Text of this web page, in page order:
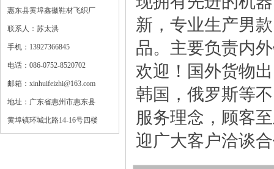
惠东县黄埠鑫徽鞋材飞织厂
联系人：苏太洪
手机：13927366845
电话：086-0752-8520702
邮箱：xinhuifeizhi@163.com
地址：广东省惠州市惠东县
黄埠镇环城北路14-16号四楼
新，专业生产男
品。主要负责内
欢迎！国外货物
韩国，俄罗斯等
服务理念，顾客
迎广大客户洽谈